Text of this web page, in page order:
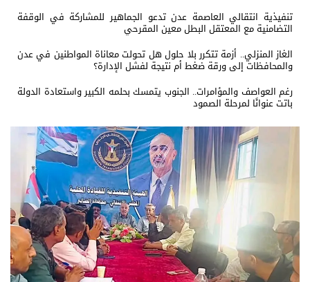
تنفيذية انتقالي العاصمة عدن تدعو الجماهير للمشاركة في الوقفة
التضامنية مع المعتقل البطل معين المقرحي
الغاز المنزلي.. أزمة تتكرر بلا حلول هل تحولت معاناة المواطنين في عدن
والمحافظات إلى ورقة ضغط أم نتيجة لفشل الإدارة؟
رغم العواصف والمؤامرات.. الجنوب يتمسك بحلمه الكبير واستعادة الدولة
باتت عنوانًا لمرحلة الصمود